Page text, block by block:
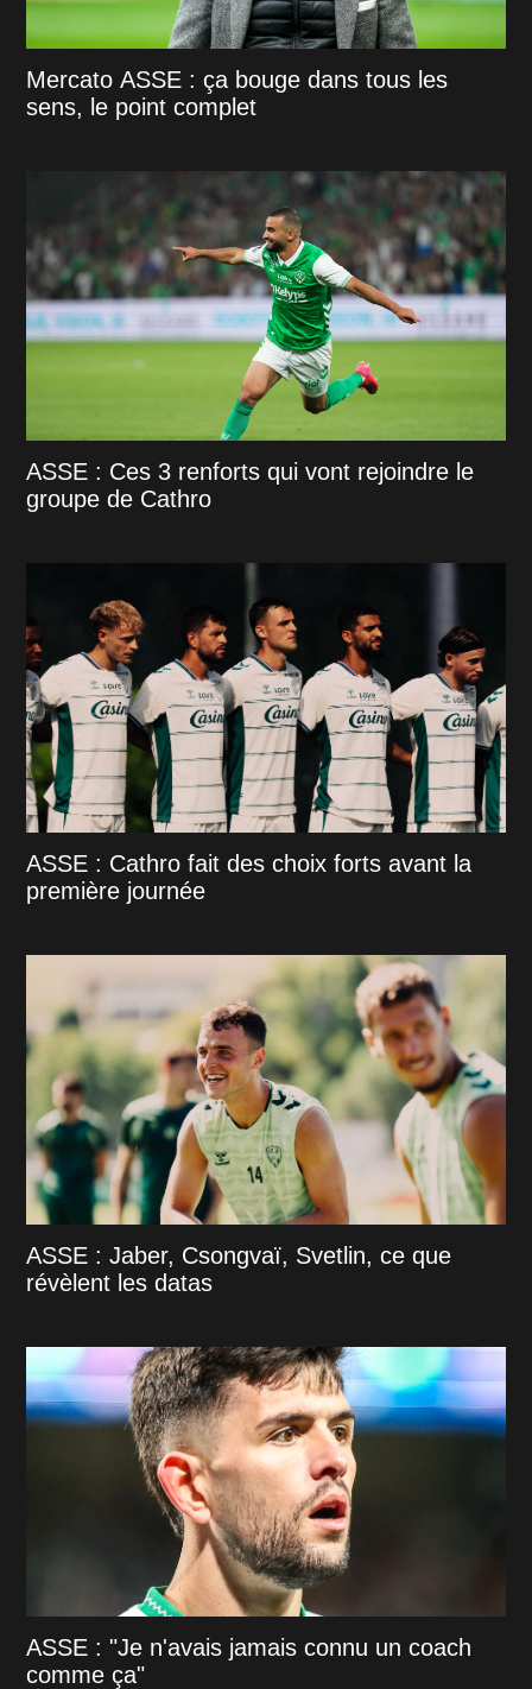
Mercato ASSE : ça bouge dans tous les
sens, le point complet
ASSE : Ces 3 renforts qui vont rejoindre le
groupe de Cathro
ASSE : Cathro fait des choix forts avant la
première journée
ASSE : Jaber, Csongvaï, Svetlin, ce que
révèlent les datas
ASSE : "Je n'avais jamais connu un coach
comme ça"